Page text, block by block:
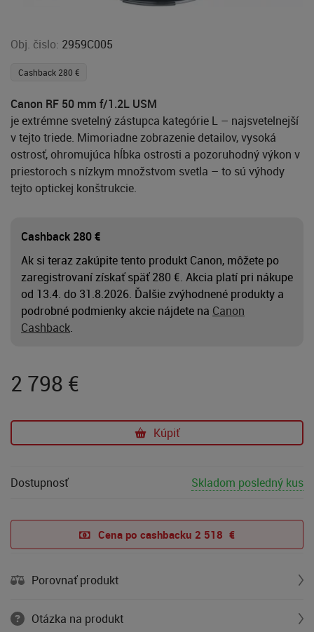
Obj. čislo: 2959C005
Cashback 280 €
Canon RF 50 mm f/1.2L USM
je extrémne svetelný zástupca kategórie L – najsvetelnejší
v tejto triede. Mimoriadne zobrazenie detailov, vysoká
ostrosť, ohromujúca hĺbka ostrosti a pozoruhodný výkon v
priestoroch s nízkym množstvom svetla – to sú výhody
tejto optickej konštrukcie.
Cashback 280 €
Ak si teraz zakúpite tento produkt Canon, môžete po
zaregistrovaní získať späť 280 €. Akcia platí pri nákupe
od 13.4. do 31.8.2026. Ďalšie zvýhodnené produkty a
podrobné podmienky akcie nájdete na Canon
Cashback.
2 798 €
Kúpiť
Dostupnosť Skladom posledný kus
Cena po cashbacku 2 518  €
Porovnať produkt
Otázka na produkt